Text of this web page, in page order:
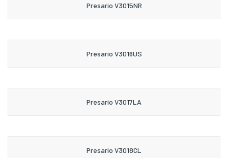
Presario V3015NR
Presario V3016US
Presario V3017LA
Presario V3018CL